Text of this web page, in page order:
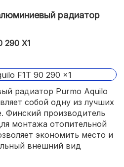
радиатор
290 X1
радиатор Purmo Aquilo
собой одну из лучших
Финский производитель
монтажа отопительной
экономить место и
внешний вид